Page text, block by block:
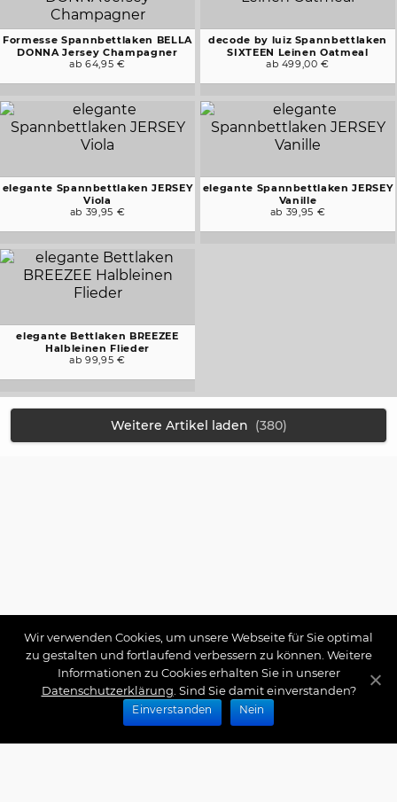
Formesse Spannbettlaken BELLA
DONNA Jersey Champagner
ab 64,95 €
decode by luiz Spannbettlaken
SIXTEEN Leinen Oatmeal
ab 499,00 €
elegante Spannbettlaken JERSEY
Viola
ab 39,95 €
elegante Spannbettlaken JERSEY
Vanille
ab 39,95 €
elegante Bettlaken BREEZEE
Halbleinen Flieder
ab 99,95 €
Weitere Artikel laden (380)
Wir verwenden Cookies, um unsere Webseite für Sie optimal
zu gestalten und fortlaufend verbessern zu können. Weitere
Informationen zu Cookies erhalten Sie in unserer
Datenschutzerklärung . Sind Sie damit einverstanden?
Einverstanden Nein